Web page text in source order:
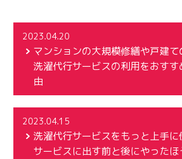
2023.04.20
マンションの大規模修繕や戸建
洗濯代行サービスの利用をおす
由
2023.04.15
洗濯代行サービスをもっと上手
サービスに出す前と後にやったほ